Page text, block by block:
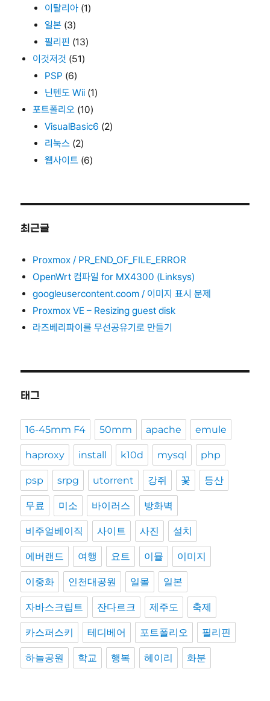
이탈리아 (1)
일본 (3)
필리핀 (13)
이것저것 (51)
PSP (6)
닌텐도 Wii (1)
포트폴리오 (10)
VisualBasic6 (2)
리눅스 (2)
웹사이트 (6)
최근글
Proxmox / PR_END_OF_FILE_ERROR
OpenWrt 컴파일 for MX4300 (Linksys)
googleusercontent.coom / 이미지 표시 문제
Proxmox VE – Resizing guest disk
라즈베리파이를 무선공유기로 만들기
태그
16-45mm F4 50mm apache emule
haproxy install k10d mysql php
psp srpg utorrent 강쥐 꽃 등산
무료 미소 바이러스 방화벽
비주얼베이직 사이트 사진 설치
에버랜드 여행 요트 이뮬 이미지
이중화 인천대공원 일몰 일본
자바스크립트 잔다르크 제주도 축제
카스퍼스키 테디베어 포트폴리오 필리핀
하늘공원 학교 행복 헤이리 화분